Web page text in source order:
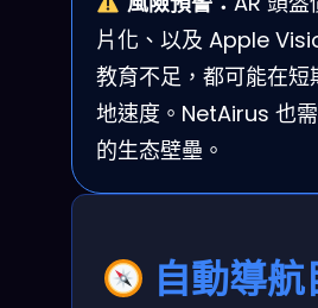
片化、以及 Apple
教育不足，都可能在
地速度。NetAirus 也
的生态壁壘。
自動導